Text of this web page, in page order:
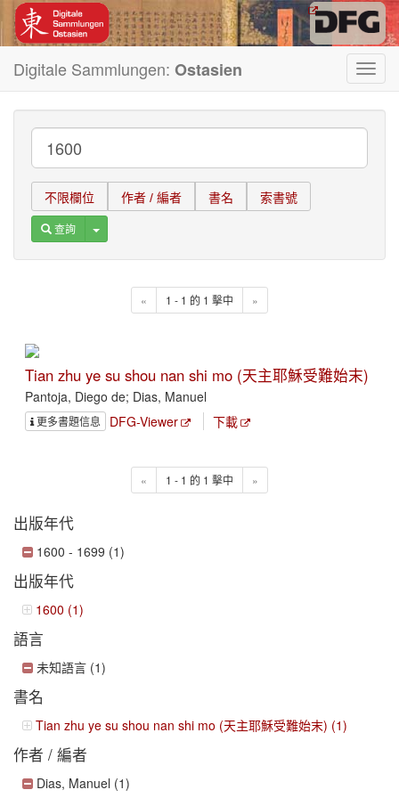
Digitale Sammlungen: Ostasien
不限欄位 作者 / 編者 書名 索書號
查詢 Toggle Dropdown
« 1 - 1 的 1 擊中 »
Tian zhu ye su shou nan shi mo (天主耶穌受難始末)
Pantoja, Diego de; Dias, Manuel
更多書題信息 DFG-Viewer 下載
« 1 - 1 的 1 擊中 »
出版年代
1600 - 1699 (1)
出版年代
1600 (1)
語言
未知語言 (1)
書名
Tian zhu ye su shou nan shi mo (天主耶穌受難始末) (1)
作者 / 編者
Dias, Manuel (1)